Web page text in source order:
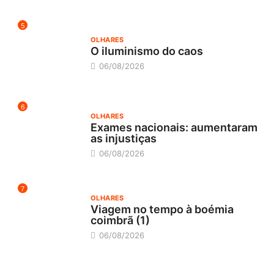
5
OLHARES
O iluminismo do caos
06/08/2026
6
OLHARES
Exames nacionais: aumentaram
as injustiças
06/08/2026
7
OLHARES
Viagem no tempo à boémia
coimbrã (1)
06/08/2026